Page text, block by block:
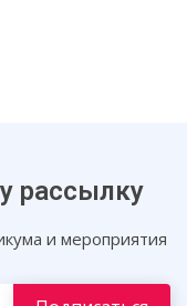
рассылку
и мероприятия